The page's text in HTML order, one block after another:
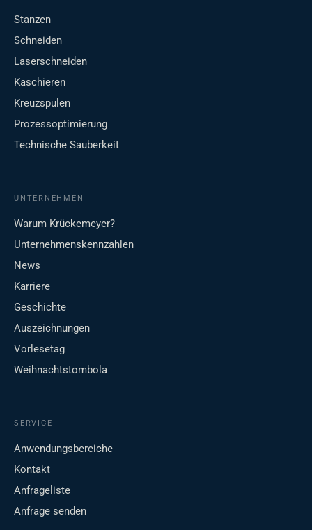
Stanzen
Schneiden
Laserschneiden
Kaschieren
Kreuzspulen
Prozessoptimierung
Technische Sauberkeit
UNTERNEHMEN
Warum Krückemeyer?
Unternehmenskennzahlen
News
Karriere
Geschichte
Auszeichnungen
Vorlesetag
Weihnachtstombola
SERVICE
Anwendungsbereiche
Kontakt
Anfrageliste
Anfrage senden